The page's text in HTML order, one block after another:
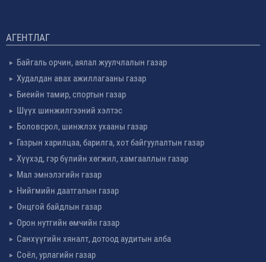
АГЕНТЛАГ
Байгаль орчин, аялал жуулчлалын газар
Худалдан авах ажиллагааны газар
Биеийн тамир, спортын газар
Шүүх шинжилгээний хэлтэс
Боловсрол, шинжлэх ухааны газар
Газрын харилцаа, барилга, хот байгуулалтын газар
Хүүхэд, гэр бүлийн хөгжил, хамгааллын газар
Мал эмнэлэгийн газар
Нийгмийн даатгалын газар
Онцгой байдлын газар
Орон нутгийн өмчийн газар
Санхүүгийн хяналт, дотоод аудитын алба
Соёл, урлагийн газар